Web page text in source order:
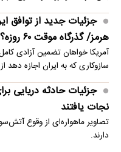
جزئیات جدید از توافق
هرمز/ گذرگاه موقت ۶۰ روزه؟
آمریکا خواهان تضمین آزادی
سازوکاری که به ایران اجازه
جزئیات حادثه دریایی
نجات یافتند
تصاویر ماهو‌اره‌ای از وقوع
دارند.